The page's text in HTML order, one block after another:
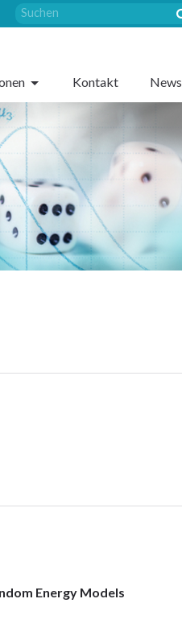
Kontakt News
Energy Models